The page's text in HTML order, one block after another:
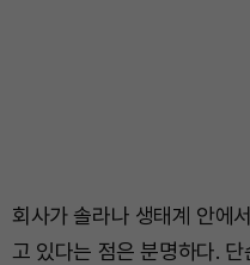
회사가 솔라나 생태계 안에
고 있다는 점은 분명하다.